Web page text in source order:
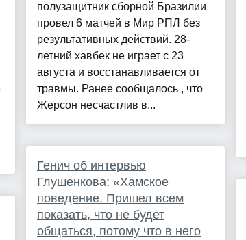
полузащитник сборной Бразилии
провел 6 матчей в Мир РПЛ без
результативных действий. 28-
летний хавбек не играет с 23
августа и восстанавливается от
травмы. Ранее сообщалось , что
Жерсон несчастлив в...
Генич об интервью
Глушенкова: «Хамское
поведение. Пришел всем
показать, что не будет
общаться, потому что в него